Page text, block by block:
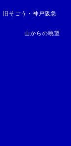
旧そごう・神戸阪急
山からの眺望